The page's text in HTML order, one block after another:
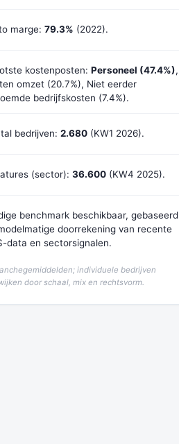
marge: 79.3% (2022).
kostenposten: Personeel (47.4%),
omzet (20.7%), Niet eerder
bedrijfskosten (7.4%).
bedrijven: 2.680 (KW1 2026).
(sector): 36.600 (KW4 2025).
benchmark beschikbaar, gebaseerd
doorrekening van recente
data en sectorsignalen.
individuele bedrijven
door schaal, mix en rechtsvorm.